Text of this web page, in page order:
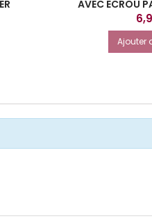
AVEC ECROU
Prix
Ajouter